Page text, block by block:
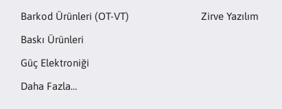
Barkod Ürünleri (OT-VT)
Baskı Ürünleri
Güç Elektroniği
Daha Fazla…
Zirve Yazılım